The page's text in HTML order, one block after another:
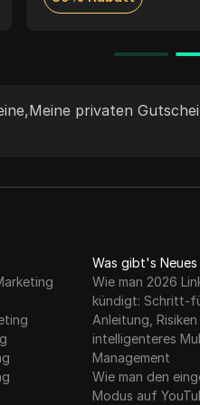
,Meine privaten
Was gibt's Neues
Wie man 2026
kündigt: Schritt-
Anleitung,
intelligenteres
Management
Wie man den
Modus auf